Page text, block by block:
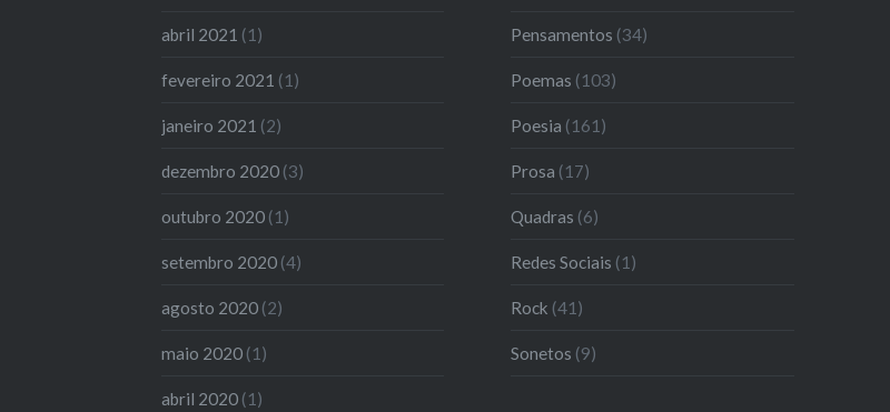
abril 2021 (1)
fevereiro 2021 (1)
janeiro 2021 (2)
dezembro 2020 (3)
outubro 2020 (1)
setembro 2020 (4)
agosto 2020 (2)
maio 2020 (1)
abril 2020 (1)
Pensamentos (34)
Poemas (103)
Poesia (161)
Prosa (17)
Quadras (6)
Redes Sociais (1)
Rock (41)
Sonetos (9)